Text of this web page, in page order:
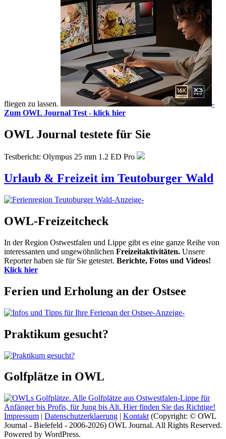
fliegen zu lassen.
-
Zum OWL Journal Test - klick hier
OWL Journal testete für Sie
Testbericht: Olympus 25 mm 1.2 ED Pro
Urlaub & Freizeit im Teutoburger Wald
-Anzeige-
OWL-Freizeitcheck
In der Region Ostwestfalen und Lippe gibt es eine ganze Reihe von
interessanten und ungewöhnlichen Freizeitaktivitäten. Unsere
Reporter haben sie für Sie getestet. Berichte, Fotos und Videos!
Klick hier
Ferien und Erholung an der Ostsee
-Anzeige-
Praktikum gesucht?
Golfplätze in OWL
Impressum | Datenschutzerklaerung | Kontakt (Copyright: © OWL
Journal - Bielefeld - 2006-2026) OWL Journal. All Rights Reserved.
Powered by WordPress.